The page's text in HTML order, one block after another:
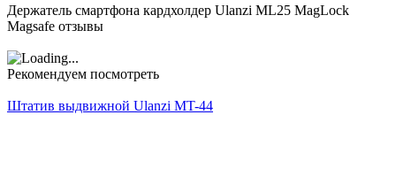
Держатель смартфона кардхолдер Ulanzi ML25 MagLock
Magsafe отзывы
Рекомендуем посмотреть
Штатив выдвижной Ulanzi MT-44